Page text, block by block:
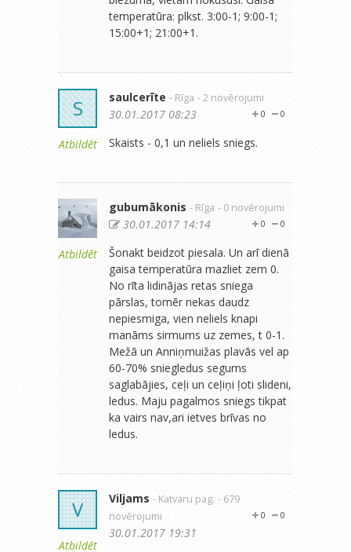
temperatūra: plkst. 3:00-1; 9:00-1;
15:00+1; 21:00+1.
S
Atbildēt
saulcerīte - Rīga - 2 novērojumi
0
0
30.01.2017 08:23
Skaists - 0,1 un neliels sniegs.
Atbildēt
gubumākonis - Rīga - 0 novērojumi
0
0
30.01.2017 14:14
Šonakt beidzot piesala. Un arī dienā
gaisa temperatūra mazliet zem 0.
No rīta lidinājas retas sniega
pārslas, tomēr nekas daudz
nepiesmiga, vien neliels knapi
manāms sirmums uz zemes, t 0-1.
Mežā un Anniņmuižas plavās vel ap
60-70% sniegledus segums
saglabājies, ceļi un ceļiņi ļoti slideni,
ledus. Maju pagalmos sniegs tikpat
ka vairs nav,ari ietves brīvas no
ledus.
V
Atbildēt
Viljams - Katvaru pag. - 679
novērojumi
0
0
30.01.2017 19:31